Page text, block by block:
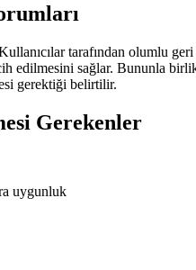
tarafından olumlu geri
sağlar. Bununla
gerektiği belirtilir.
Gerekenler
uygunluk